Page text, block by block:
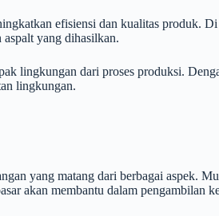
efisiensi dan kualitas produk.
yang dihasilkan.
lingkungan dari proses produksi.
lingkungan.
yang matang dari berbagai aspek.
akan membantu dalam pengambilan